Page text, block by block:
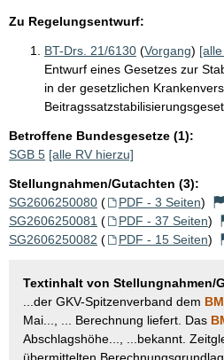
Zu Regelungsentwurf:
BT-Drs. 21/6130 (Vorgang)
Entwurf eines Gesetzes zur
in der gesetzlichen
Betroffene Bundesgesetze (1):
SGB 5 [alle RV hierzu]
Stellungnahmen/Gutachten (3):
SG2606250080 ( PDF - 3 Seiten)
SG2606250081 ( PDF - 37 Seiten)
SG2606250082 ( PDF - 15 Seiten)
Textinhalt von Stellungnahmen/
...der GKV-Spitzenverband dem
Mai..., ... Berechnung liefert. Das
Abschlagshöhe..., ...bekannt.
übermittelten